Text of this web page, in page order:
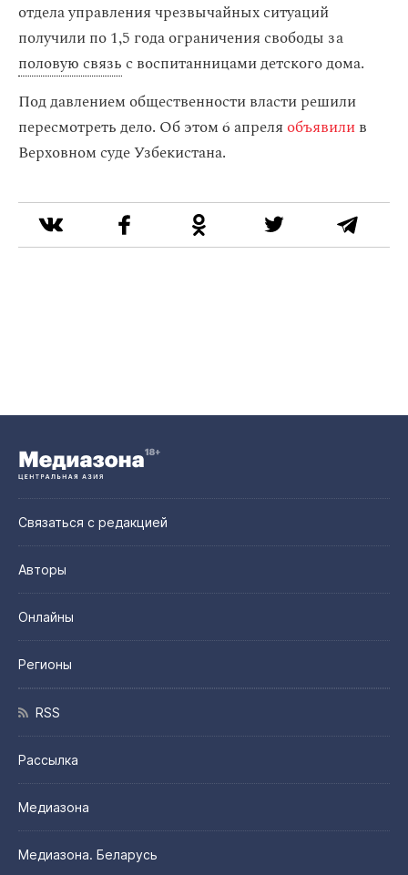
отдела управления чрезвычайных ситуаций
получили по 1,5 года ограничения свободы за
половую связьс воспитанницами детского дома.
Под давлением общественности власти решили
пересмотреть дело. Об этом 6 апреля объявилив
Верховном суде Узбекистана.
Связаться с редакцией
Авторы
Онлайны
Регионы
RSS
Рассылка
Медиазона
Медиазона. Беларусь